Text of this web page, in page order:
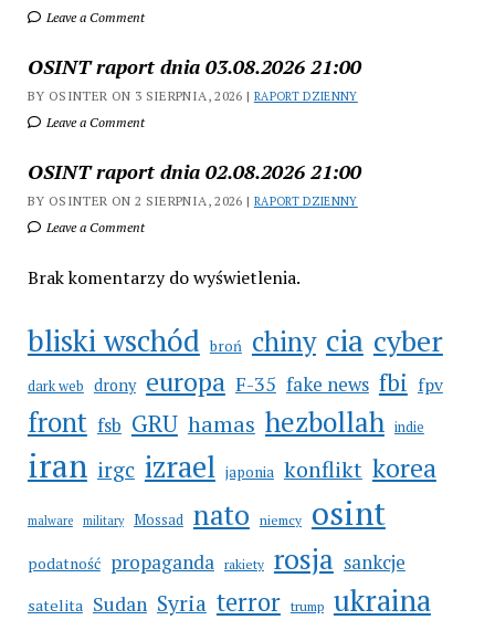
Leave a Comment
OSINT raport dnia 03.08.2026 21:00
BY OSINTER ON 3 SIERPNIA, 2026 | RAPORT DZIENNY
Leave a Comment
OSINT raport dnia 02.08.2026 21:00
BY OSINTER ON 2 SIERPNIA, 2026 | RAPORT DZIENNY
Leave a Comment
Brak komentarzy do wyświetlenia.
bliski wschód broń chiny cia cyber
dark web drony europa F-35 fake news fbi fpv
front fsb GRU hamas hezbollah indie
iran irgc izrael japonia konflikt korea
malware military Mossad nato niemcy osint
podatność propaganda rakiety rosja sankcje
satelita Sudan Syria terror trump ukraina